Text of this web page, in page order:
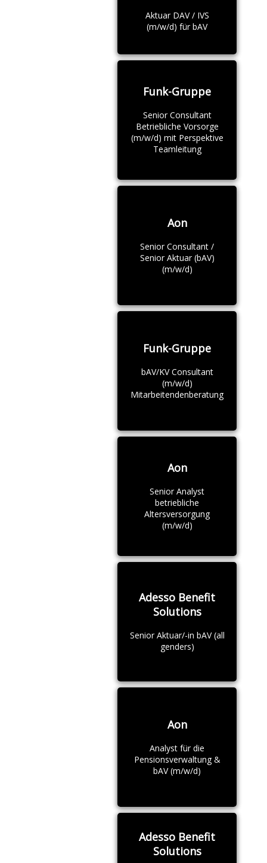
Aktuar DAV / IVS
(m/w/d) für bAV
Funk-Gruppe
Senior Consultant
Betriebliche Vorsorge
(m/w/d) mit Perspektive
Teamleitung
Aon
Senior Consultant /
Senior Aktuar (bAV)
(m/w/d)
Funk-Gruppe
bAV/KV Consultant
(m/w/d)
Mitarbeitendenberatung
Aon
Senior Analyst
betriebliche
Altersversorgung
(m/w/d)
Adesso Benefit
Solutions
Senior Aktuar/-in bAV (all
genders)
Aon
Analyst für die
Pensionsverwaltung &
bAV (m/w/d)
Adesso Benefit
Solutions